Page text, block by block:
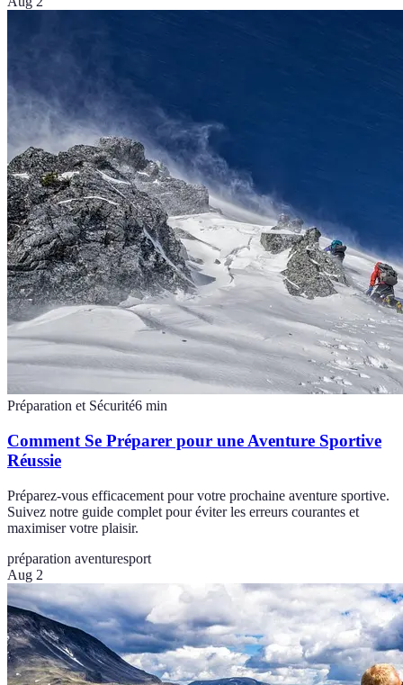
Préparation et Sécurité6 min
Comment Se Préparer pour une Aventure Sportive
Réussie
Préparez-vous efficacement pour votre prochaine aventure sportive.
Suivez notre guide complet pour éviter les erreurs courantes et
maximiser votre plaisir.
préparation aventuresport
Aug 2